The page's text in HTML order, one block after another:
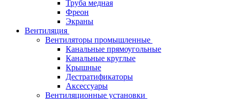
Труба медная
Фреон
Экраны
Вентиляция
Вентиляторы промышленные
Канальные прямоугольные
Канальные круглые
Крышные
Дестратификаторы
Аксессуары
Вентиляционные установки